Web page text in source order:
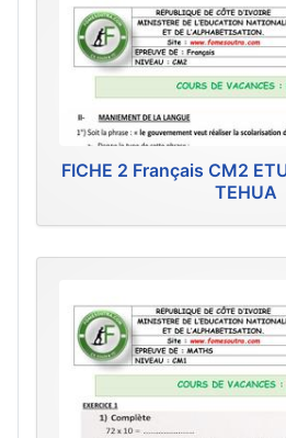
FICHE 2 Français CM2
TEHUA